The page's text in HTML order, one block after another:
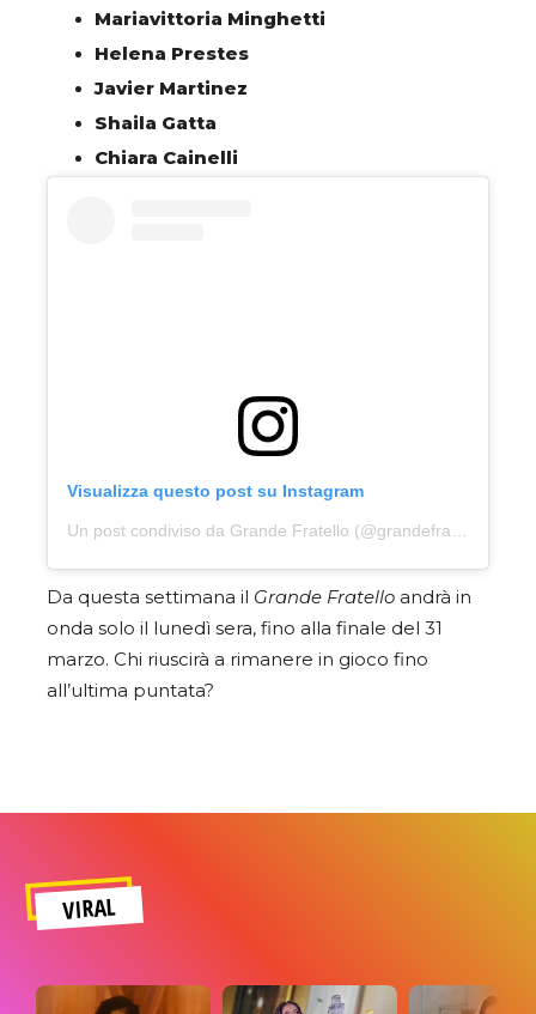
Mariavittoria Minghetti
Helena Prestes
Javier Martinez
Shaila Gatta
Chiara Cainelli
Visualizza questo post su Instagram
Un post condiviso da Grande Fratello (@grandefratellotv)
Da questa settimana il Grande Fratello andrà in
onda solo il lunedì sera, fino alla finale del 31
marzo. Chi riuscirà a rimanere in gioco fino
all’ultima puntata?
VIRAL